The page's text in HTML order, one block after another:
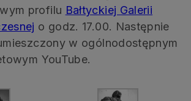
profilu Bałtyckiej Galerii
o godz. 17.00. Następnie
w ogólnodostępnym
YouTube.